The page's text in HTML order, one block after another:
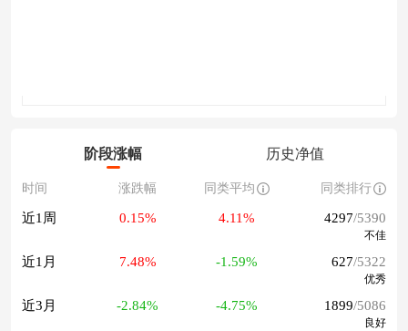
阶段涨幅 历史净值
时间 涨跌幅 同类平均 同类排行
近1周 0.15% 4.11% 4297/5390
不佳
近1月 7.48% -1.59% 627/5322
优秀
近3月 -2.84% -4.75% 1899/5086
良好